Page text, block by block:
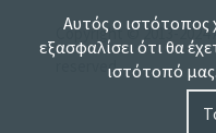
Copyright © 2013-
reserved.
Αυτός ο ιστότοπος
εξασφαλίσει ότι θα
ιστότοπό μας.